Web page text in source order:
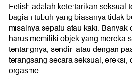
Fetish adalah ketertarikan seksual
bagian tubuh yang biasanya tidak
misalnya sepatu atau kaki. Banyak
harus memiliki objek yang mereka
tentangnya, sendiri atau dengan
terangsang secara seksual, ereksi,
orgasme.